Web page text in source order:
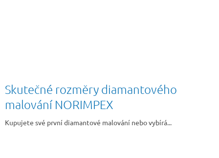
Skutečné rozměry diamantového
malování NORIMPEX
Kupujete své první diamantové malování nebo vybírá...